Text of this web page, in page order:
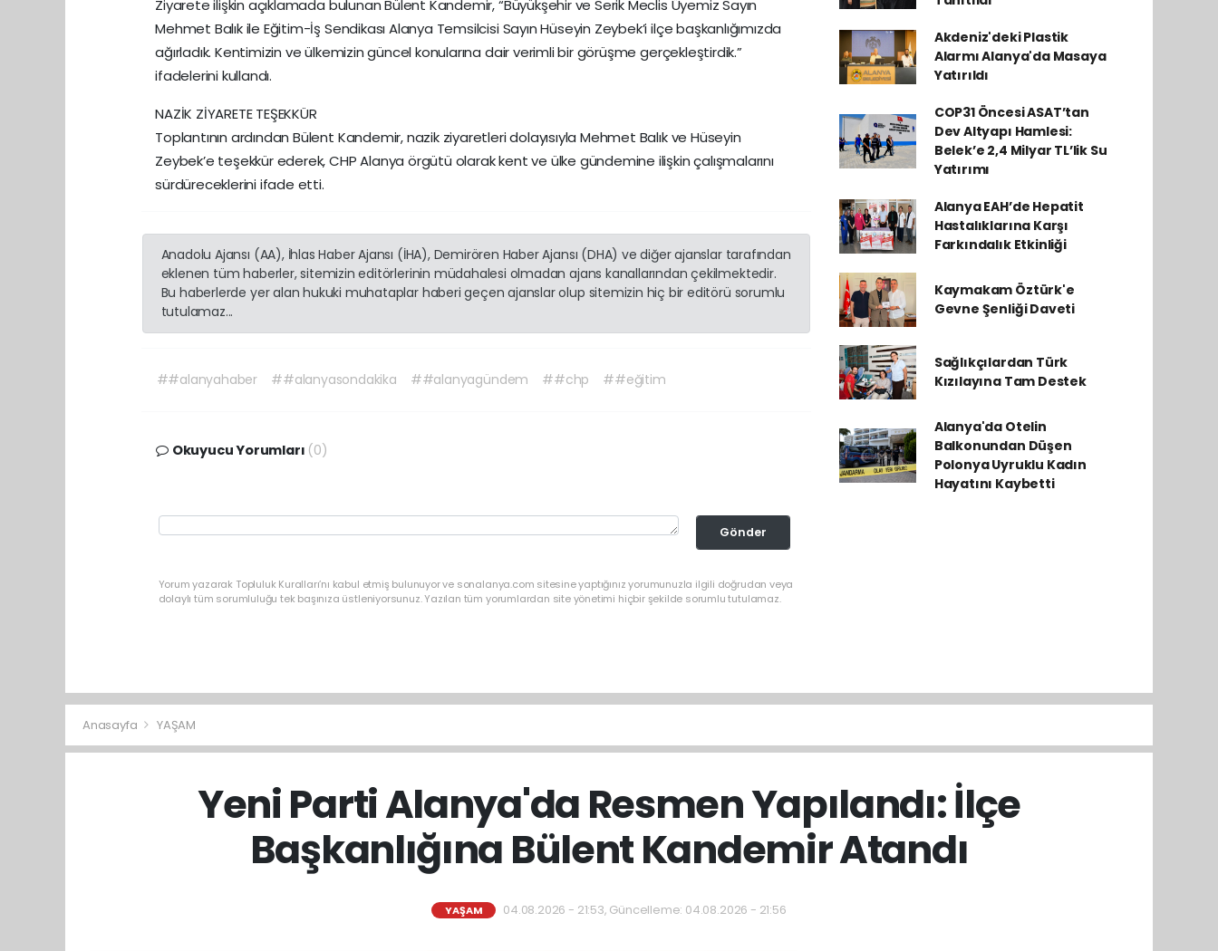
Ziyarete ilişkin açıklamada bulunan Bülent Kandemir, “Büyükşehir ve Serik Meclis Üyemiz Sayın
Mehmet Balık ile Eğitim-İş Sendikası Alanya Temsilcisi Sayın Hüseyin Zeybek’i ilçe başkanlığımızda
ağırladık. Kentimizin ve ülkemizin güncel konularına dair verimli bir görüşme gerçekleştirdik.”
ifadelerini kullandı.
NAZİK ZİYARETE TEŞEKKÜR
Toplantının ardından Bülent Kandemir, nazik ziyaretleri dolayısıyla Mehmet Balık ve Hüseyin
Zeybek’e teşekkür ederek, CHP Alanya örgütü olarak kent ve ülke gündemine ilişkin çalışmalarını
sürdüreceklerini ifade etti.
Anadolu Ajansı (AA), İhlas Haber Ajansı (İHA), Demirören Haber Ajansı (DHA) ve diğer ajanslar tarafından
eklenen tüm haberler, sitemizin editörlerinin müdahalesi olmadan ajans kanallarından çekilmektedir.
Bu haberlerde yer alan hukuki muhataplar haberi geçen ajanslar olup sitemizin hiç bir editörü sorumlu
tutulamaz...
##alanyahaber ##alanyasondakika ##alanyagündem ##chp ##eğitim
Okuyucu Yorumları (0)
Gönder
Yorum yazarak Topluluk Kuralları’nı kabul etmiş bulunuyor ve sonalanya.com sitesine yaptığınız yorumunuzla ilgili doğrudan veya
dolaylı tüm sorumluluğu tek başınıza üstleniyorsunuz. Yazılan tüm yorumlardan site yönetimi hiçbir şekilde sorumlu tutulamaz.
Akdeniz'deki Plastik
Alarmı Alanya'da Masaya
Yatırıldı
COP31 Öncesi ASAT’tan
Dev Altyapı Hamlesi:
Belek’e 2,4 Milyar TL’lik Su
Yatırımı
Alanya EAH’de Hepatit
Hastalıklarına Karşı
Farkındalık Etkinliği
Kaymakam Öztürk'e
Gevne Şenliği Daveti
Sağlıkçılardan Türk
Kızılayına Tam Destek
Alanya'da Otelin
Balkonundan Düşen
Polonya Uyruklu Kadın
Hayatını Kaybetti
Anasayfa YAŞAM
Yeni Parti Alanya'da Resmen Yapılandı: İlçe
Başkanlığına Bülent Kandemir Atandı
YAŞAM 04.08.2026 - 21:53, Güncelleme: 04.08.2026 - 21:56